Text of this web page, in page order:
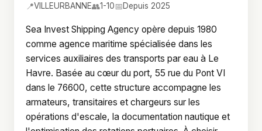
📍VILLEURBANNE👥1-10📅Depuis 2025
Sea Invest Shipping Agency opère depuis 1980
comme agence maritime spécialisée dans les
services auxiliaires des transports par eau à Le
Havre. Basée au cœur du port, 55 rue du Pont VI
dans le 76600, cette structure accompagne les
armateurs, transitaires et chargeurs sur les
opérations d'escale, la documentation nautique et